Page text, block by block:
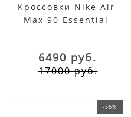
Кроссовки Nike Air
Max 90 Essential
6490 руб.
17000 руб.
-56%